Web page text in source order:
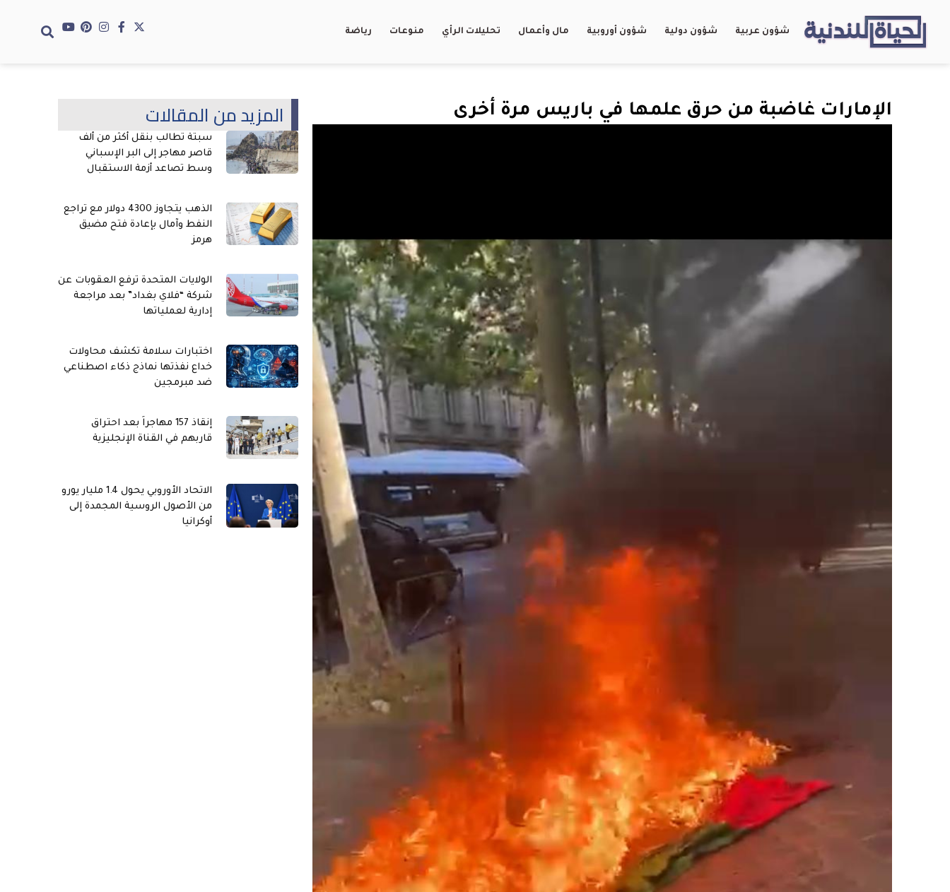
شؤون عربية شؤون دولية شؤون أوروبية مال وأعمال تحليلات الرأي منوعات رياضة
الإمارات غاضبة من حرق علمها في باريس مرة أخرى المزيد من المقالات
سبتة تطالب بنقل أكثر من ألف
قاصر مهاجر إلى البر الإسباني
وسط تصاعد أزمة الاستقبال
الذهب يتجاوز 4300 دولار مع تراجع
النفط وآمال بإعادة فتح مضيق
هرمز
الولايات المتحدة ترفع العقوبات عن
شركة “فلاي بغداد” بعد مراجعة
إدارية لعملياتها
اختبارات سلامة تكشف محاولات
خداع نفذتها نماذج ذكاء اصطناعي
ضد مبرمجين
إنقاذ 157 مهاجراً بعد احتراق
قاربهم في القناة الإنجليزية
الاتحاد الأوروبي يحول 1.4 مليار يورو
من الأصول الروسية المجمدة إلى
أوكرانيا